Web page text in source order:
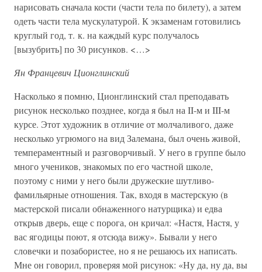
нарисовать сначала кости (части тела по билету), а затем
одеть части тела мускулатурой. К экзаменам готовились
круглый год, т. к. на каждый курс получалось
[вызубрить] по 30 рисунков. <…>
Ян Францевич Ционглинский
Насколько я помню, Ционглинский стал преподавать
рисунок несколько позднее, когда я был на II-м и III-м
курсе. Этот художник в отличие от молчаливого, даже
несколько угрюмого на вид Залемана, был очень живой,
темпераментный и разговорчивый. У него в группе было
много учеников, знакомых по его частной школе,
поэтому с ними у него были дружеские шутливо-
фамильярные отношения. Так, входя в мастерскую (в
мастерской писали обнаженного натурщика) и едва
открыв дверь, еще с порога, он кричал: «Настя, Настя, у
вас ягодицы поют, я отсюда вижу». Бывали у него
словечки и позабористее, но я не решаюсь их написать.
Мне он говорил, проверяя мой рисунок: «Ну да, ну да, вы